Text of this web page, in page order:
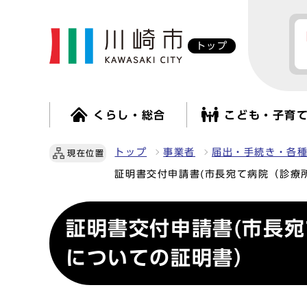
トップ
くらし・総合 こども・子育
現在位置 トップ 事業者 届出・手続き・各
証明書交付申請書(市長宛て病院（診療
証明書交付申請書(市長
についての証明書）